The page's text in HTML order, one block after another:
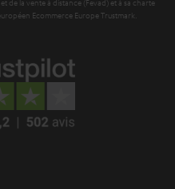
de la vente à distance (Fevad) et à sa charte
Ecommerce Europe Trustmark.